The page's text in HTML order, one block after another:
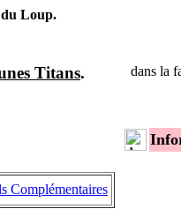
Loup.
Titans. dans la
Complémentaires